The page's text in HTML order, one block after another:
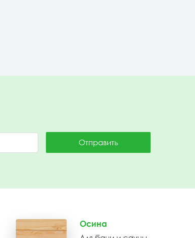
Отправить
Осина